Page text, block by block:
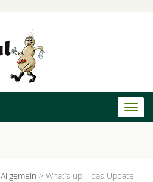
Allgemein > What’s up – das Update